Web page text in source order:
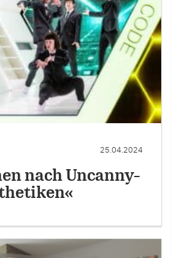
25.04.2024
nach Uncanny-